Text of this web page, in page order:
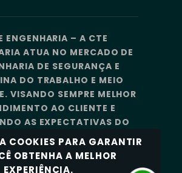
ENGENHARIA – A CTE
ATUA NO MERCADO DE
DE SEGURANÇA E
DO TRABALHO E MEIO
VISANDO SEMPRE MELHOR
AO CLIENTE E
AS EXPECTATIVAS DO
A CTE ENGENHARIA
COM UMA EQUIPE DE
ALTAMENTE
COOKIES PARA GARANTIR
OBTENHA A MELHOR
EXPERIÊNCIA.